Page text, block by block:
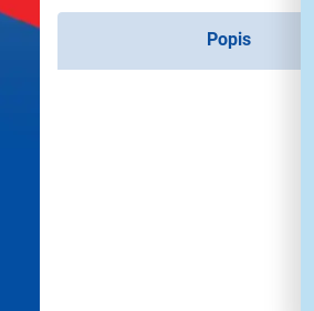
Popis